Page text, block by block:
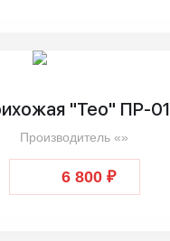
"Тео" ПР-01
Производитель «»
6 800 ₽